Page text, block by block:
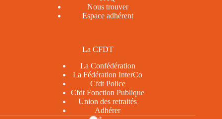
Nous trouver
Espace adhérent
La CFDT
La Confédération
La Fédération InterCo
Cfdt Police
Cfdt Fonction Publique
Union des retraités
Adhérer